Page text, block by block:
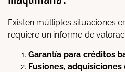
Existen múltiples situaciones
requiere un informe de
Garantía para créditos
Fusiones,